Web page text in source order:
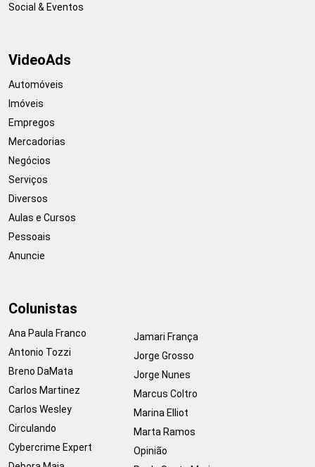
Social & Eventos
VideoAds
Automóveis
Imóveis
Empregos
Mercadorias
Negócios
Serviços
Diversos
Aulas e Cursos
Pessoais
Anuncie
Colunistas
Ana Paula Franco
Antonio Tozzi
Breno DaMata
Carlos Martinez
Carlos Wesley
Circulando
Cybercrime Expert
Jamari França
Jorge Grosso
Jorge Nunes
Marcus Coltro
Marina Elliot
Marta Ramos
Opinião